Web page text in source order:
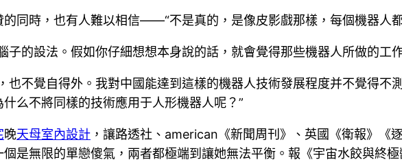
同時，也有人難以相信——“不是真的，是像皮影戲那樣，每個機器人
子的設法。假如你仔細想想本身說的話，就會覺得那些機器人所做的工
也不覺自得外。我對中國能達到這樣的機器人技術發展程度并不覺得不
么不將同樣的技術應用于人形機器人呢？”
晚天母室內設計 ，讓路透社、american《新聞周刊》、英國《衛報》《
是無限的單戀傻氣，兩者都極端到讓她無法平衡。報《宇宙水餃與終